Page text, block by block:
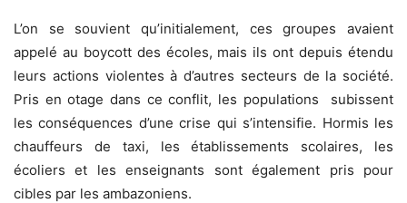
L’on se souvient qu’initialement, ces groupes avaient
appelé au boycott des écoles, mais ils ont depuis étendu
leurs actions violentes à d’autres secteurs de la société.
Pris en otage dans ce conflit, les populations subissent
les conséquences d’une crise qui s’intensifie. Hormis les
chauffeurs de taxi, les établissements scolaires, les
écoliers et les enseignants sont également pris pour
cibles par les ambazoniens.